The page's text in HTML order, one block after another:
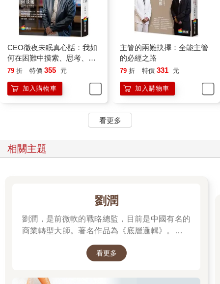
CEO徹夜未眠真心話：我如
何在困難中摸索、思考、突
破的內心告白
79 折 特價 355 元
加入購物車
主管的兩難抉擇：全能主管
的必經之路
79 折 特價 331 元
加入購物車
看更多
相關主題
劉潤
劉潤，是前微軟的戰略總監，目前是中國有名的
商業轉型大師。著名作品為《底層邏輯》。唯有
的世界中，認清所有真相！
看更多